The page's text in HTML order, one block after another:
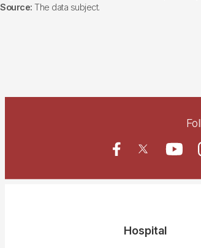
Source: The data subject.
Hospital